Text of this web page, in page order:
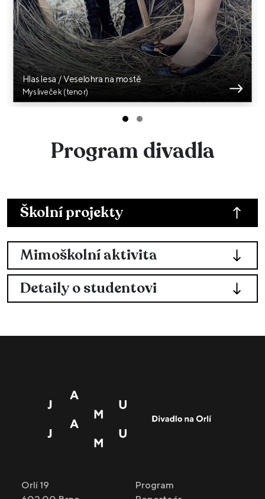
Školní projekty
Mimoškolní aktivita
Detaily o studentovi
Hlas lesa / Veselohra na mostě
Mysliveček (tenor)
Program divadla
Orlí 19
Program